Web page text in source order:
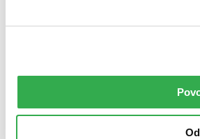
Halina Pawlowská